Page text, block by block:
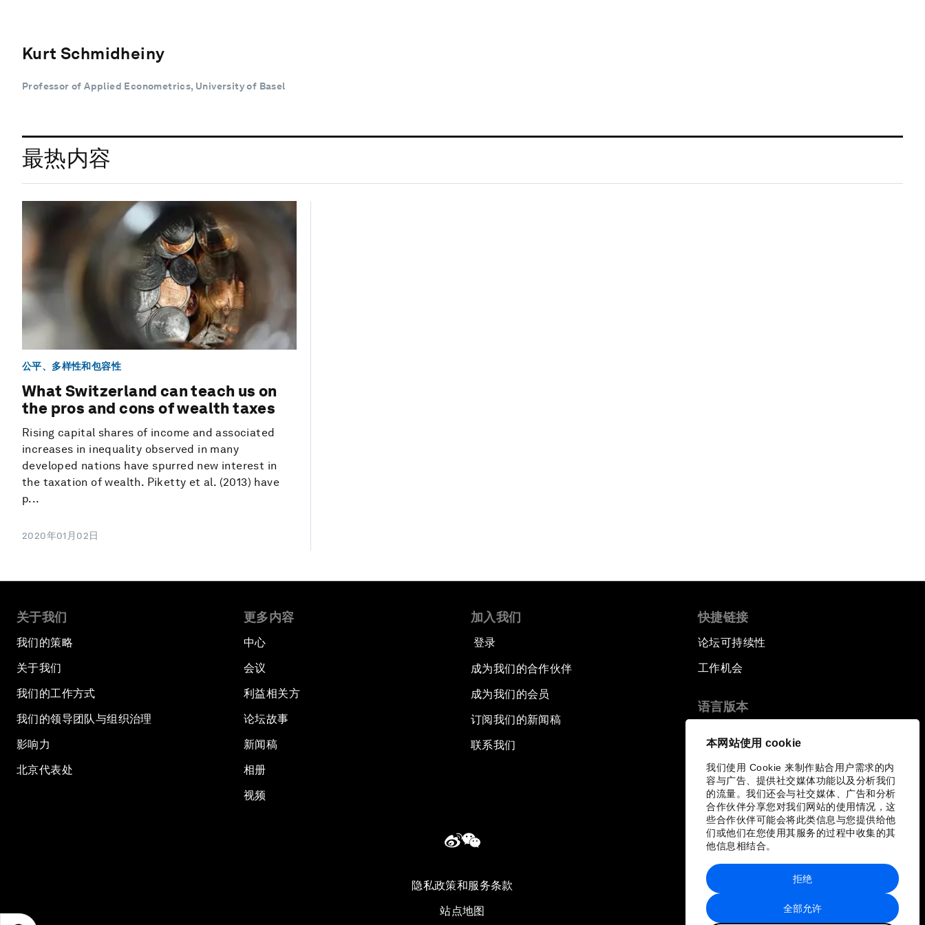
本网站使用 cookie
我们使用 Cookie 来制作贴合用户需求的内
容与广告、提供社交媒体功能以及分析我们
的流量。我们还会与社交媒体、广告和分析
合作伙伴分享您对我们网站的使用情况，这
些合作伙伴可能会将此类信息与您提供给他
们或他们在您使用其服务的过程中收集的其
他信息相结合。
全部允许
拒绝
Kurt Schmidheiny
Professor of Applied Econometrics, University of Basel
最热内容
公平、多样性和包容性
What Switzerland can teach us on
the pros and cons of wealth taxes
Rising capital shares of income and associated
increases in inequality observed in many
developed nations have spurred new interest in
the taxation of wealth. Piketty et al. (2013) have
p...
2020年01月02日
关于我们
我们的策略
关于我们
我们的工作方式
我们的领导团队与组织治理
影响力
北京代表处
更多内容
中心
会议
利益相关方
论坛故事
新闻稿
相册
视频
加入我们
登录
成为我们的合作伙伴
成为我们的会员
订阅我们的新闻稿
联系我们
快捷链接
论坛可持续性
工作机会
语言版本
隐私政策和服务条款
站点地图